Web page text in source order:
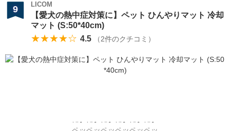
9 LICOM
【愛犬の熱中症対策に】ペット ひんやりマット 冷却
マット (S:50*40cm)
★★★★☆ 4.5 （2件のクチコミ）